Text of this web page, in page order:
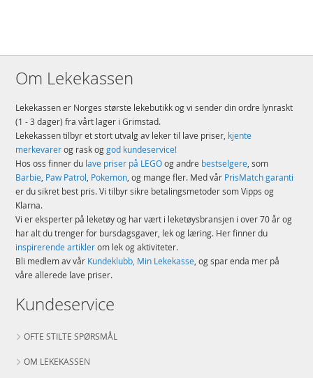
Om Lekekassen
Lekekassen er Norges største lekebutikk og vi sender din ordre lynraskt
(1 - 3 dager) fra vårt lager i Grimstad.
Lekekassen tilbyr et stort utvalg av leker til lave priser, kjente
merkevarerog rask oggod kundeservice!
Hos oss finner du lave priser på LEGOog andre bestselgere, som
Barbie, Paw Patrol, Pokemon, og mange fler. Med vår PrisMatch garanti
er du sikret best pris. Vi tilbyr sikre betalingsmetoder som Vipps og
Klarna.
Vi er eksperter på leketøy og har vært i leketøysbransjen i over 70 år og
har alt du trenger for bursdagsgaver, lek og læring. Her finner du
inspirerende artiklerom lek og aktiviteter.
Bli medlem av vår Kundeklubb, Min Lekekasse, og spar enda mer på
våre allerede lave priser.
Kundeservice
OFTE STILTE SPØRSMÅL
OM LEKEKASSEN